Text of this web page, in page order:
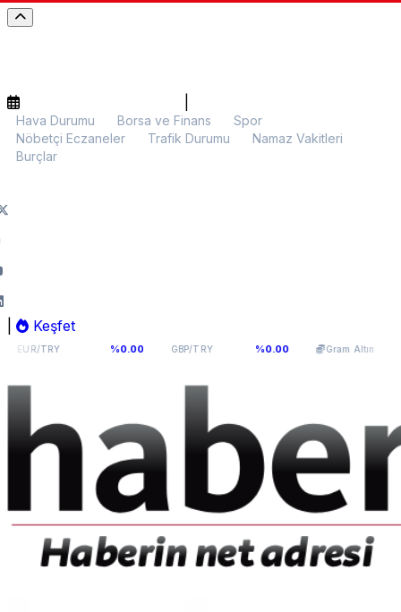
Hava Durumu Borsa ve Finans
Spor
Nöbetçi Eczaneler
Trafik Durumu
Namaz Vakitleri
Burçlar
Keşfet
%0.00 GBP/TRY64,131 %0.00 Gram Altın 6.087,90 %0.02